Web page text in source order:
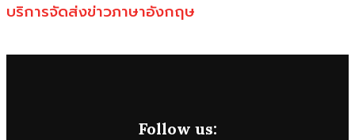
บริการจัดส่งข่าวภาษาอังกฤษ
Follow us: